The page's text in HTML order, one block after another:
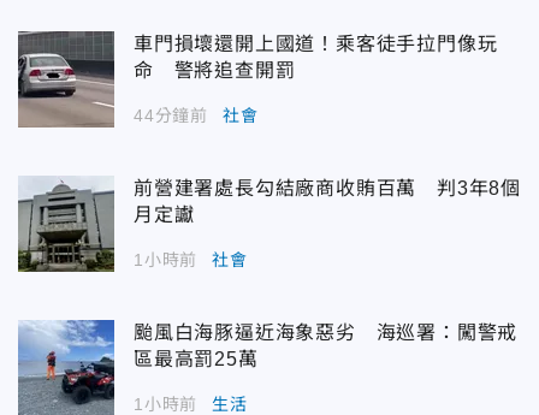
車門損壞還開上國道！乘客徒手拉門像玩
命 警將追查開罰
44分鐘前 社會
前營建署處長勾結廠商收賄百萬 判3年8個
月定讞
1小時前 社會
颱風白海豚逼近海象惡劣 海巡署：闖警戒
區最高罰25萬
1小時前 生活